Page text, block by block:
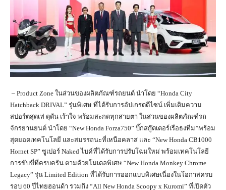
– Product Zone ในส่วนของผลิตภัณฑ์รถยนต์ นำโดย “Honda City
Hatchback DRIVAL” รุ่นพิเศษ ที่ได้รับการอัปเกรดดีไซน์ เพิ่มเติมความ
สปอร์ตสุดเท่ ดุดัน เร้าใจ พร้อมสะกดทุกสายตา ในส่วนของผลิตภัณฑ์รถ
จักรยานยนต์ นำโดย “New Honda Forza750” บิ๊กสกู๊ตเตอร์เรือธงที่มาพร้อม
สุดยอดเทคโนโลยี และสมรรถนะที่เหนือคลาส และ “New Honda CB1000
Hornet SP” ซูเปอร์ Naked ไบค์ที่ได้รับการปรับโฉมใหม่ พร้อมเทคโนโลยี
การขับขี่ที่ครบครัน ตามด้วยโมเดลพิเศษ “New Honda Monkey Chrome
Legacy” รุ่น Limited Edition ที่ได้รับการออกแบบพิเศษเนื่องในโอกาสครบ
รอบ 60 ปีไทยฮอนด้า รวมถึง “All New Honda Scoopy x Kuromi” ที่เปิดตัว